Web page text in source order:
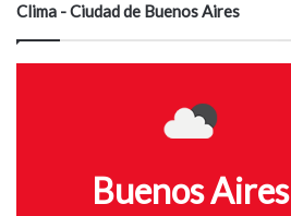
Clima - Ciudad de Buenos Aires
Buenos Aires